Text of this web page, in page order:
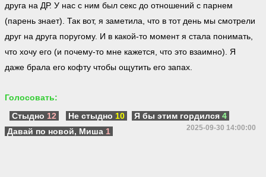
друга на ДР. У нас с ним был секс до отношений с парнем
(парень знает). Так вот, я заметила, что в тот день мы смотрели
друг на друга поругому. И в какой-то момент я стала понимать,
что хочу его (и почему-то мне кажется, что это взаимно). Я
даже брала его кофту чтобы ощутить его запах.
Голосовать:
Стыдно 12 Не стыдно 10 Я бы этим гордился 4
Давай по новой, Миша 1 2025-09-30 14:00:00